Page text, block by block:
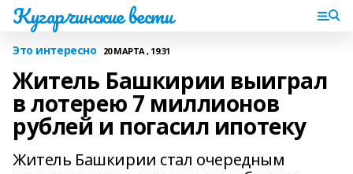
Кугарчинские вести
Это интересно 20 МАРТА , 19:31
Житель Башкирии выиграл
в лотерею 7 миллионов
рублей и погасил ипотеку
Житель Башкирии стал очередным